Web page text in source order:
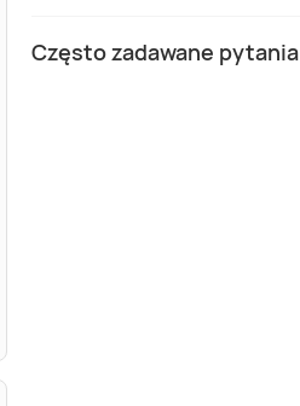
Często zadawane pytania